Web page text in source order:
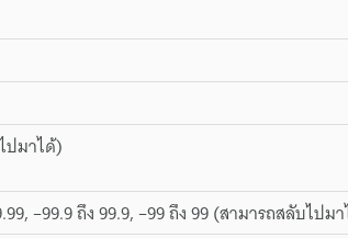
ปมาได้)
–99.9 ถึง 99.9, –99 ถึง 99 (สามารถสลับไปม